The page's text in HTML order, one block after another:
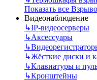
Показать все
Видеонаблюдение
↳IP-видеосерверы
↳Аксессуары
↳
↳Жёсткие диски и
↳Клавиатуры и
↳Кронштейны